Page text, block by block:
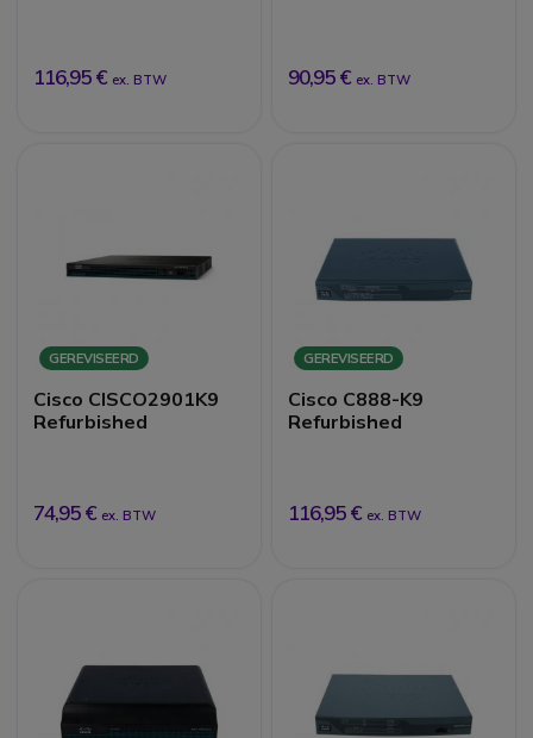
116,95 € ex. BTW 90,95 € ex. BTW
GEREVISEERD
Cisco CISCO2901K9
Refurbished
74,95 € ex. BTW
GEREVISEERD
Cisco C888-K9
Refurbished
116,95 € ex. BTW